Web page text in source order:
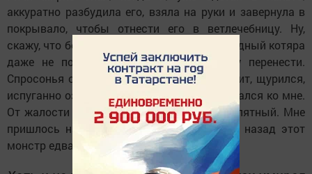
аккуратно разбудила его, взяла на руки и завернула в
покрывало, чтобы отнести его в ветлечебницу. Ну,
скажу, что без эмоций тут не обошлось - бедный котяра
даже не подозревал, что предстоит ему перенести.
Спросонья он не мог понять, что происходит, щурился,
испуганно озирался вокруг и в смятении жался ко мне.
От жалости к нему я едва не пошла на попятный. Мне
пришлось напомнить себе, что всего час назад этот
монстр едва не выцарапал мне глаза…